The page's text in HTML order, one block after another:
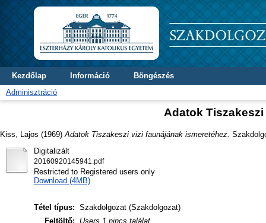
Kezdőlap Információ
Böngészés
Adminisztráció
Adatok
Kiss, Lajos (1969) Adatok Tiszakeszi vizi faunájának ismeretéhez.
Digitalizált
20160920145941.pdf
Restricted to Registered users only
Download (4MB)
Tétel típus: Szakdolgozat (Szakdolgozat)
Feltöltő:
Users 1 nincs találat.